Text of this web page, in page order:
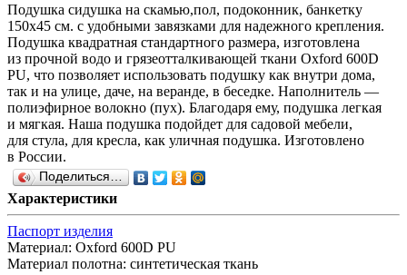
Подушка сидушка на скамью,пол, подоконник, банкетку
150x45 см. с удобными завязками для надежного крепления.
Подушка квадратная стандартного размера, изготовлена
из прочной водо и грязеотталкивающей ткани Oxford 600D
PU, что позволяет использовать подушку как внутри дома,
так и на улице, даче, на веранде, в беседке. Наполнитель —
полиэфирное волокно (пух). Благодаря ему, подушка легкая
и мягкая. Наша подушка подойдет для садовой мебели,
для стула, для кресла, как уличная подушка. Изготовлено
в России.
Поделиться…
Характеристики
Паспорт изделия
Материал: Oxford 600D PU
Материал полотна: синтетическая ткань